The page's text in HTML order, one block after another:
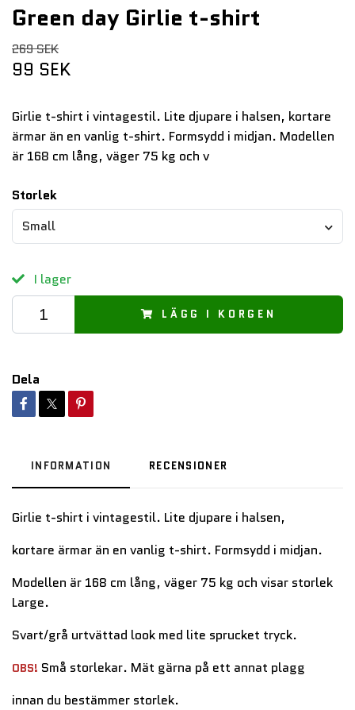
Green day Girlie t-shirt
269 SEK
99 SEK
Girlie t-shirt i vintagestil. Lite djupare i halsen, kortare
ärmar än en vanlig t-shirt. Formsydd i midjan. Modellen
är 168 cm lång, väger 75 kg och v
Storlek
Small
I lager
LÄGG I KORGEN
Dela
INFORMATION RECENSIONER
Girlie t-shirt i vintagestil. Lite djupare i halsen,
kortare ärmar än en vanlig t-shirt. Formsydd i midjan.
Modellen är 168 cm lång, väger 75 kg och visar storlek
Large.
Svart/grå urtvättad look med lite sprucket tryck.
OBS! Små storlekar. Mät gärna på ett annat plagg
innan du bestämmer storlek.